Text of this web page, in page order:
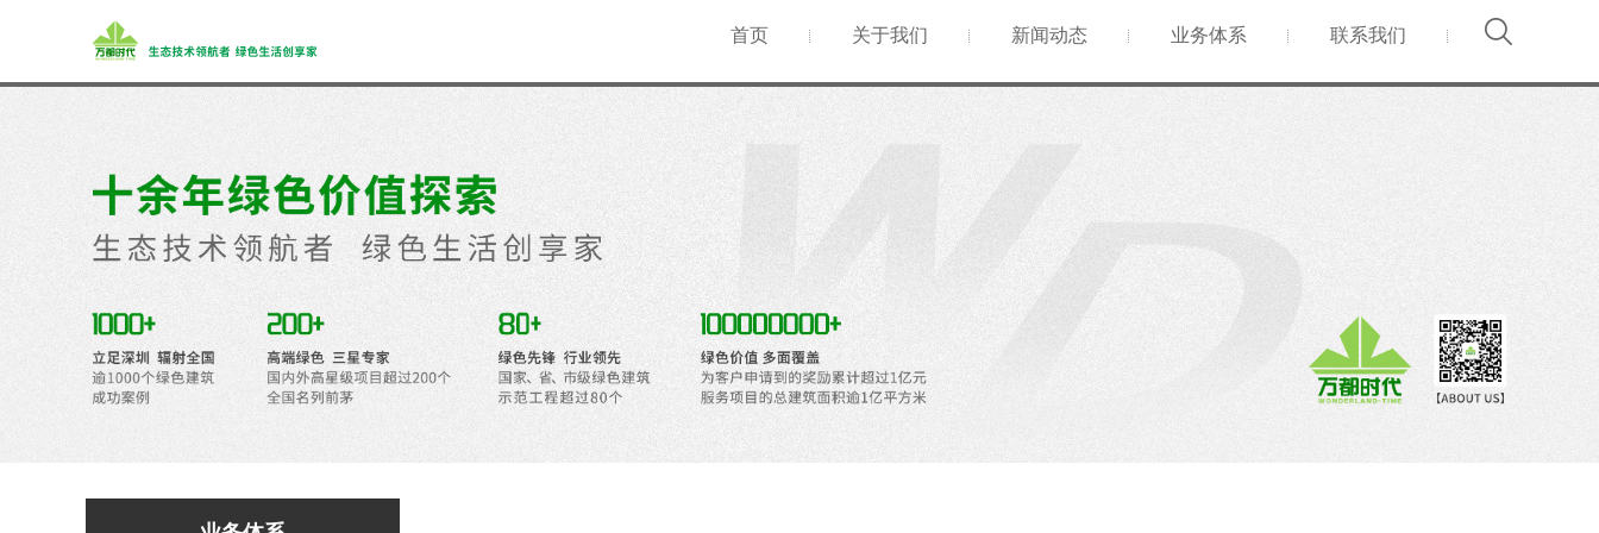
首页 关于我们 新闻动态 业务体系 联系我们